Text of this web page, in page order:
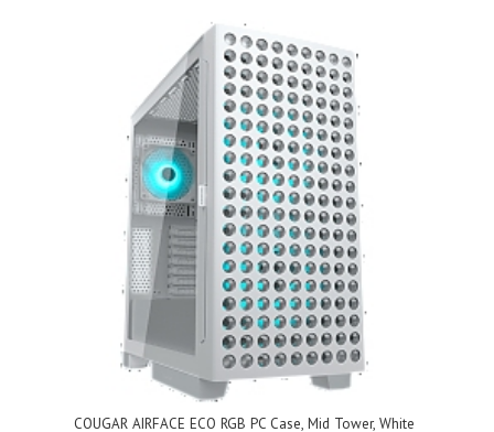
COUGAR AIRFACE ECO RGB PC Case, Mid Tower, White